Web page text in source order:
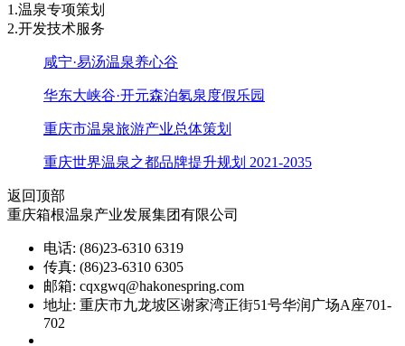
1.温泉专项策划
2.开发技术服务
咸宁·易汤温泉养心谷
华东大峡谷·开元森泊氡泉度假乐园
重庆市温泉旅游产业总体策划
重庆世界温泉之都品牌提升规划 2021-2035
返回顶部
重庆箱根温泉产业发展集团有限公司
电话: (86)23-6310 6319
传真: (86)23-6310 6305
邮箱: cqxgwq@hakonespring.com
地址: 重庆市九龙坡区谢家湾正街51号华润广场A座701-
702